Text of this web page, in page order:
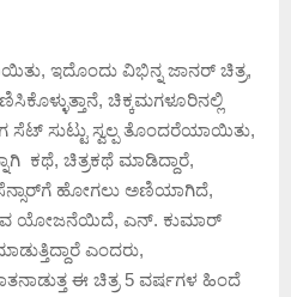
ಇದೊಂದು ವಿಭಿನ್ನ ಜಾನರ್ ಚಿತ್ರ,
ಚಿಕ್ಕಮಗಳೂರಿನಲ್ಲಿ
ಸುಟ್ಟು ಸ್ವಲ್ಪ ತೊಂದರೆಯಾಯಿತು,
ಕಥೆ, ಚಿತ್ರಕಥೆ ಮಾಡಿದ್ದಾರೆ,
ಸೆನ್ಸಾರ್‌ಗೆ ಹೋಗಲು ಅಣಿಯಾಗಿದೆ,
ಯೋಜನೆಯಿದೆ, ಎನ್. ಕುಮಾರ್
ಎಂದರು,
ಈ ಚಿತ್ರ 5 ವರ್ಷಗಳ ಹಿಂದೆ